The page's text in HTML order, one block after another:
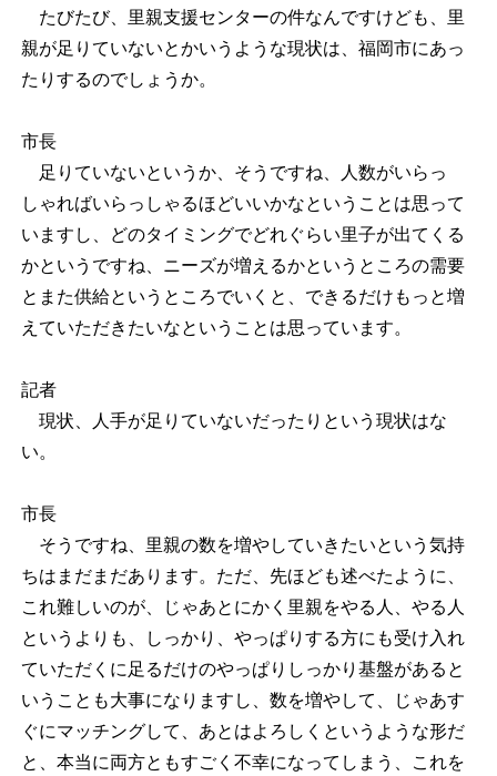
たびたび、里親支援センターの件なんですけども、里
親が足りていないとかいうような現状は、福岡市にあっ
たりするのでしょうか。
市長
足りていないというか、そうですね、人数がいらっ
しゃればいらっしゃるほどいいかなということは思って
いますし、どのタイミングでどれぐらい里子が出てくる
かというですね、ニーズが増えるかというところの需要
とまた供給というところでいくと、できるだけもっと増
えていただきたいなということは思っています。
記者
現状、人手が足りていないだったりという現状はな
い。
市長
そうですね、里親の数を増やしていきたいという気持
ちはまだまだあります。ただ、先ほども述べたように、
これ難しいのが、じゃあとにかく里親をやる人、やる人
というよりも、しっかり、やっぱりする方にも受け入れ
ていただくに足るだけのやっぱりしっかり基盤があると
いうことも大事になりますし、数を増やして、じゃあす
ぐにマッチングして、あとはよろしくというような形だ
と、本当に両方ともすごく不幸になってしまう、これを